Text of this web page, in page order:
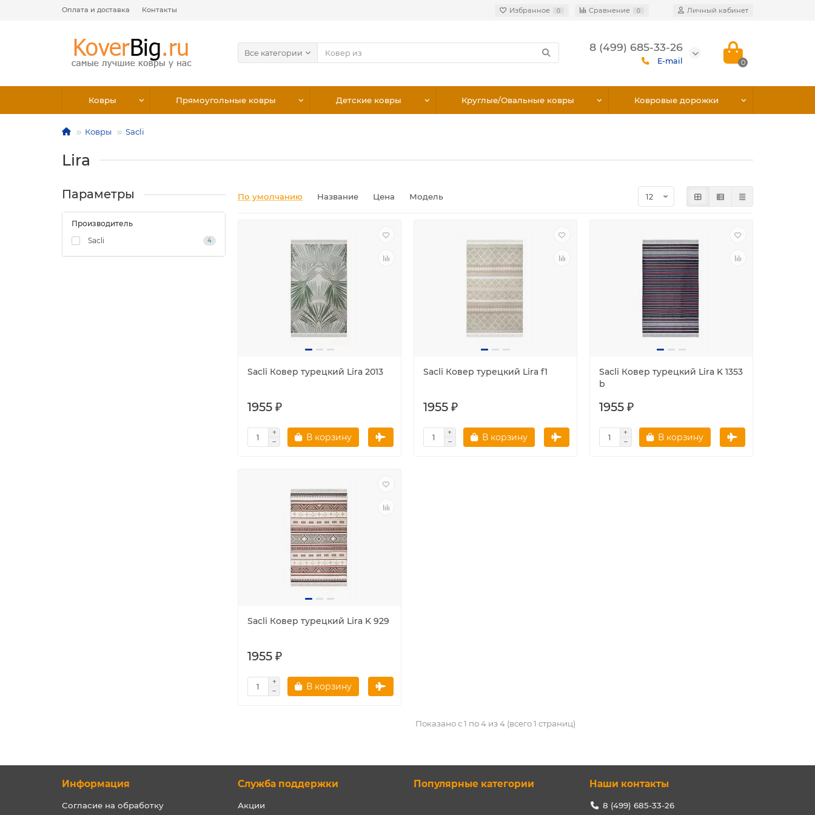
Оплата и доставка Контакты Избранное 0 Сравнение 0 Личный кабинет
Все категории 8 (499) 685-33-26
E-mail 0
Ковры Прямоугольные ковры Детские ковры Круглые/Овальные ковры Ковровые дорожки
Ковры Sacli
Lira
Параметры
Производитель
Sacli
4
По умолчанию Название Цена Модель
Sacli Ковер турецкий Lira 2013
1955 ₽
В корзину
Sacli Ковер турецкий Lira f1
1955 ₽
В корзину
Sacli Ковер турецкий Lira K 1353
b
1955 ₽
В корзину
Sacli Ковер турецкий Lira K 929
1955 ₽
В корзину
Показано с 1 по 4 из 4 (всего 1 страниц)
Информация
Согласие на обработку
Служба поддержки
Акции
Популярные категории Наши контакты
8 (499) 685-33-26